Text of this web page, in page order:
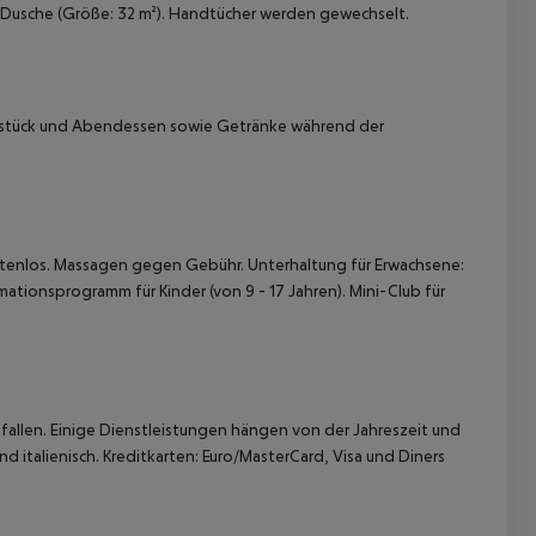
(Größe: 32 m²). Handtücher werden gewechselt.
und Abendessen sowie Getränke während der
Massagen gegen Gebühr. Unterhaltung für Erwachsene:
für Kinder (von 9 - 17 Jahren). Mini-Club für
Einige Dienstleistungen hängen von der Jahreszeit und
italienisch. Kreditkarten: Euro/MasterCard, Visa und Diners